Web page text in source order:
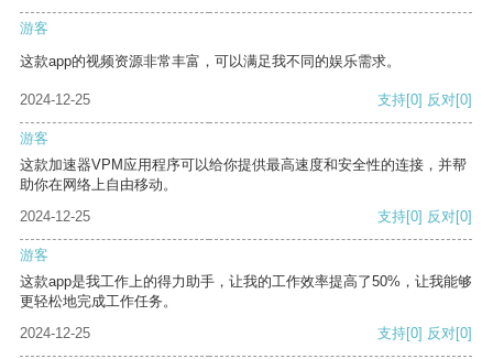
游客
这款app的视频资源非常丰富，可以满足我不同的娱乐需求。
2024-12-25 支持[0] 反对[0]
游客
这款加速器VPM应用程序可以给你提供最高速度和安全性的连接，并帮
助你在网络上自由移动。
2024-12-25
支持[0] 反对[0]
游客
这款app是我工作上的得力助手，让我的工作效率提高了50%，让我能够
更轻松地完成工作任务。
2024-12-25
支持[0] 反对[0]